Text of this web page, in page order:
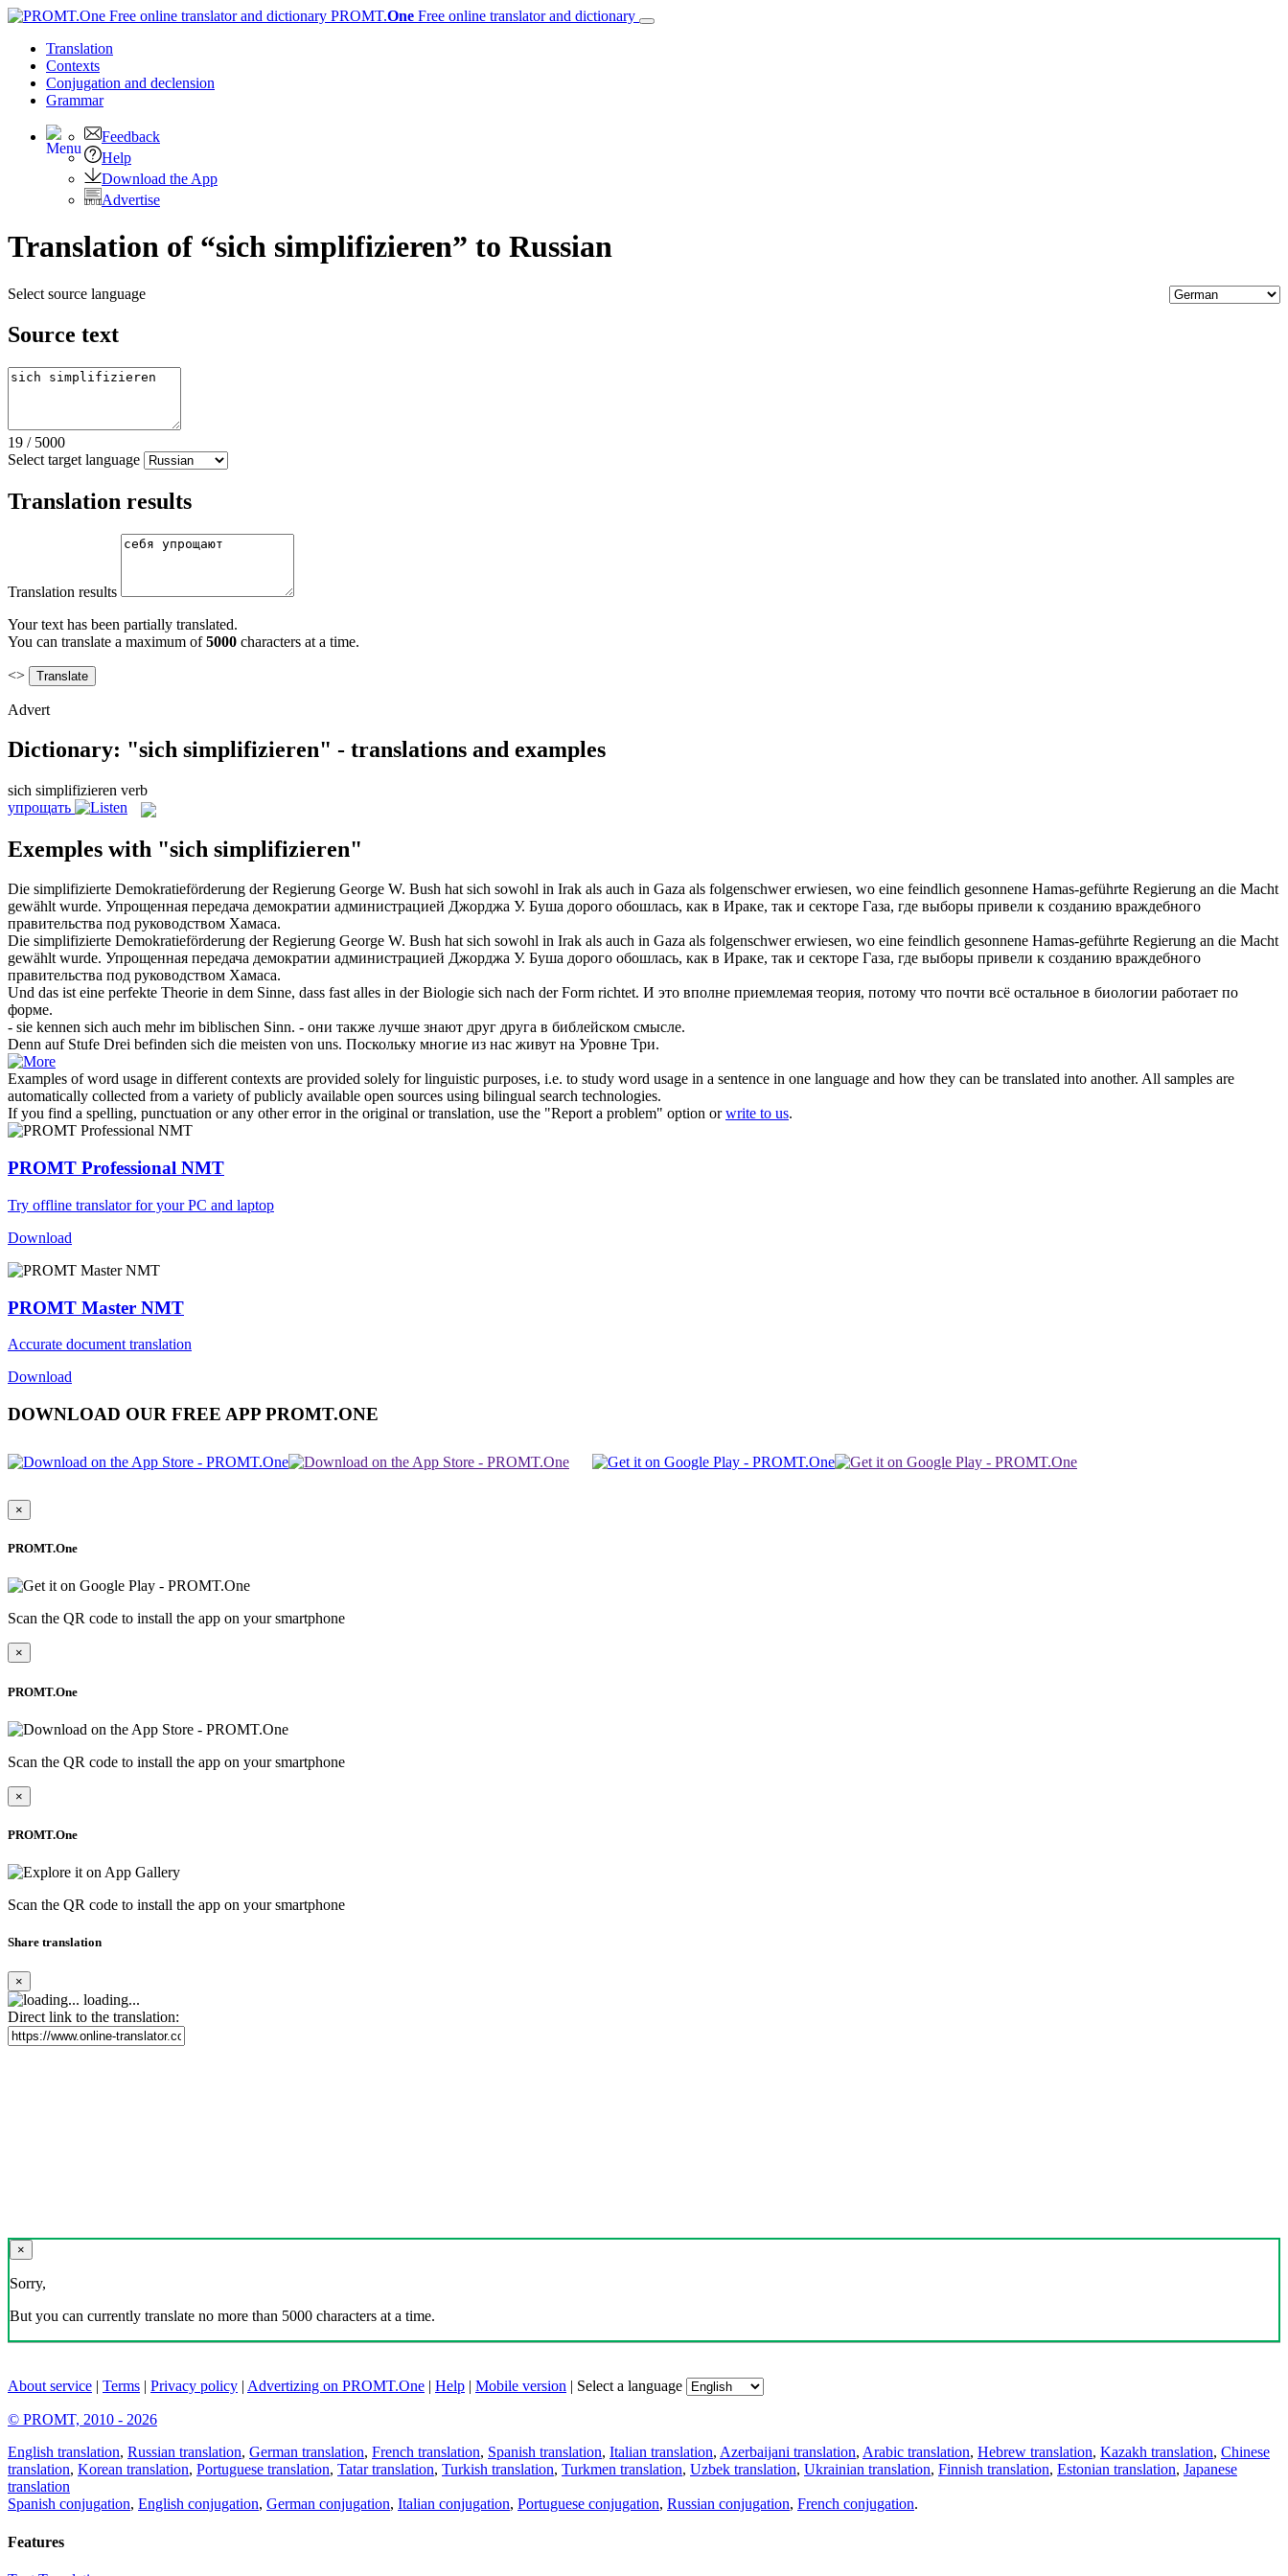
PROMT.One Free online translator and dictionary
Translation
Contexts
Conjugation and declension
Grammar
Feedback
Help
Download the App
Advertise
Translation of “sich simplifizieren” to Russian
Select source language
Source text
19 / 5000
Select target language
Translation results
Translation results
Your text has been partially translated.
You can translate a maximum of5000 characters at a time.
<>
Advert
Dictionary: "sich simplifizieren" - translations and examples
sich simplifizieren verb
упрощать
Exemples with "sich simplifizieren"
Die simplifizierte Demokratieförderung der Regierung George W. Bush hat sich sowohl in Irak als auch in Gaza als folgenschwer erwiesen, wo eine feindlich gesonnene Hamas-geführte Regierung an die Macht
gewählt wurde. Упрощенная передача демократии администрацией Джорджа У. Буша дорого обошлась, как в Ираке, так и секторе Газа, где выборы привели к созданию враждебного
правительства под руководством Хамаса.
Die simplifizierte Demokratieförderung der Regierung George W. Bush hatsich sowohl in Irak als auch in Gaza als folgenschwer erwiesen, wo eine feindlich gesonnene Hamas-geführte Regierung an die Macht
gewählt wurde. Упрощенная передача демократии администрацией Джорджа У. Буша дорого обошлась, как в Ираке, так и секторе Газа, где выборы привели к созданию враждебного
правительства под руководством Хамаса.
Und das ist eine perfekte Theorie in dem Sinne, dass fast alles in der Biologie sich nach der Form richtet. И это вполне приемлемая теория, потому что почти всё остальное в биологии работает по
форме.
- sie kennen sich auch mehr im biblischen Sinn. - они также лучше знают друг друга в библейском смысле.
Denn auf Stufe Drei befinden sich die meisten von uns. Поскольку многие из нас живут на Уровне Три.
Examples of word usage in different contexts are provided solely for linguistic purposes, i.e. to study word usage in a sentence in one language and how they can be translated into another. All samples are
automatically collected from a variety of publicly available open sources using bilingual search technologies.
If you find a spelling, punctuation or any other error in the original or translation, use the "Report a problem" option orwrite to us.
PROMT Professional NMT
Try offline translator for your PC and laptop
Download
PROMT Master NMT
Accurate document translation
Download
DOWNLOAD OUR FREE APP PROMT.ONE
×
PROMT.One
Scan the QR code to install the app on your smartphone
×
PROMT.One
Scan the QR code to install the app on your smartphone
×
PROMT.One
Scan the QR code to install the app on your smartphone
Share translation
×
loading...
Direct link to the translation:
×
Sorry,
But you can currently translate no more than 5000 characters at a time.
About service | Terms | Privacy policy | Advertizing on PROMT.One | Help | Mobile version | Select a language
© PROMT, 2010 - 2026
English translation, Russian translation, German translation, French translation, Spanish translation, Italian translation, Azerbaijani translation, Arabic translation, Hebrew translation, Kazakh translation, Chinese
translation, Korean translation, Portuguese translation, Tatar translation, Turkish translation, Turkmen translation, Uzbek translation, Ukrainian translation, Finnish translation, Estonian translation, Japanese
translation
Spanish conjugation, English conjugation, German conjugation, Italian conjugation, Portuguese conjugation, Russian conjugation, French conjugation.
Features